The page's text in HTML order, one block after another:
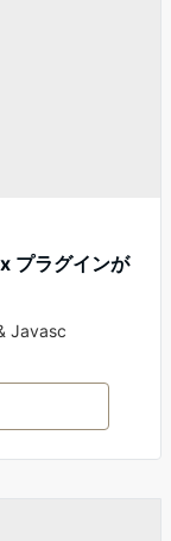
プラグインが
Javasc